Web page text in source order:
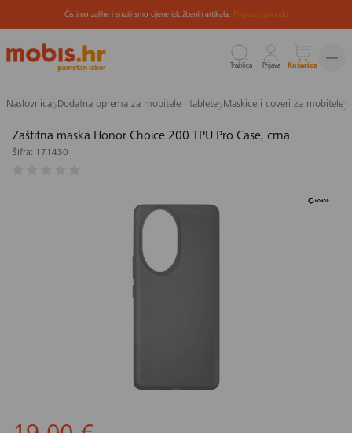
na
sadržaj
Čistimo zalihe i snizili smo cijene izložbenih artikala. Pogledaj ponudu
Tražilica Prijava Košarica
Naslovnica Dodatna oprema za mobitele i tablete Maskice i coveri za mobitele
Zaštitna maska Honor Choice 200 TPU Pro Case, crna
Šifra: 171430